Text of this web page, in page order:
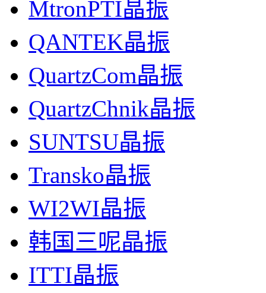
MtronPTI晶振
QANTEK晶振
QuartzCom晶振
QuartzChnik晶振
SUNTSU晶振
Transko晶振
WI2WI晶振
韩国三呢晶振
ITTI晶振